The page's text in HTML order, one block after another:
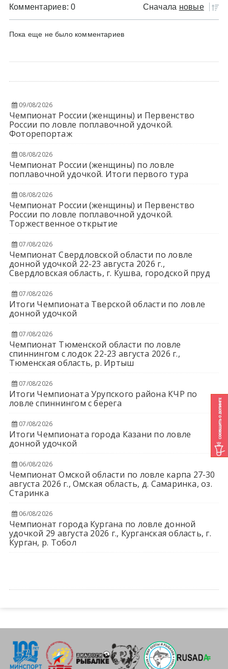
Комментариев: 0 Сначала новые
Пока еще не было комментариев
09/08/2026
Чемпионат России (женщины) и Первенство
России по ловле поплавочной удочкой.
Фоторепортаж
08/08/2026
Чемпионат России (женщины) по ловле
поплавочной удочкой. Итоги первого тура
08/08/2026
Чемпионат России (женщины) и Первенство
России по ловле поплавочной удочкой.
Торжественное открытие
07/08/2026
Чемпионат Свердловской области по ловле
донной удочкой 22-23 августа 2026 г.,
Свердловская область, г. Кушва, городской пруд
07/08/2026
Итоги Чемпионата Тверской области по ловле
донной удочкой
07/08/2026
Чемпионат Тюменской области по ловле
спиннингом с лодок 22-23 августа 2026 г.,
Тюменская область, р. Иртыш
07/08/2026
Итоги Чемпионата Урупского района КЧР по
ловле спиннингом с берега
07/08/2026
Итоги Чемпионата города Казани по ловле
донной удочкой
06/08/2026
Чемпионат Омской области по ловле карпа 27-30
августа 2026 г., Омская область, д. Самаринка, оз.
Старинка
06/08/2026
Чемпионат города Кургана по ловле донной
удочкой 29 августа 2026 г., Курганская область, г.
Курган, р. Тобол